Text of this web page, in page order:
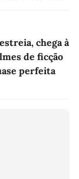
chega à
de ficção
perfeita